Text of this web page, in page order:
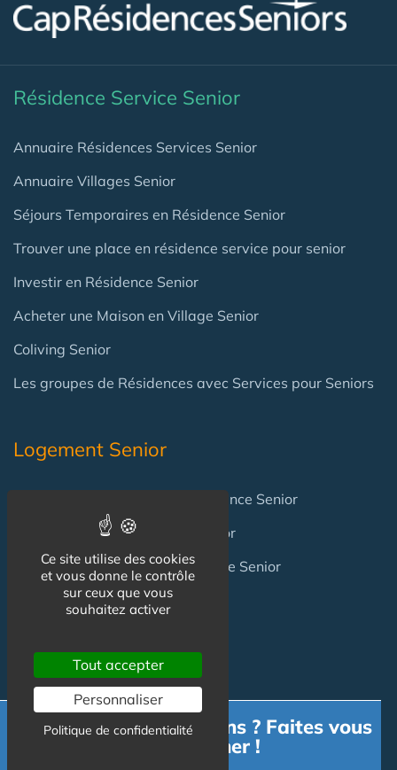
Résidence Service Senior
Annuaire Résidences Services Senior
Annuaire Villages Senior
Séjours Temporaires en Résidence Senior
Trouver une place en résidence service pour senior
Investir en Résidence Senior
Acheter une Maison en Village Senior
Coliving Senior
Les groupes de Résidences avec Services pour Seniors
Logement Senior
Location appartement en Résidence Senior
Location Maison en Village Senior
Achat appartement en Résidence Senior
Achat Maison en Village Senior
Professionnels
Achat / Vente Résidence
Besoin d'informations ? Faites vous
accompagner !
Ce site utilise des cookies
et vous donne le contrôle
sur ceux que vous
souhaitez activer
Tout accepter
Personnaliser
Politique de confidentialité